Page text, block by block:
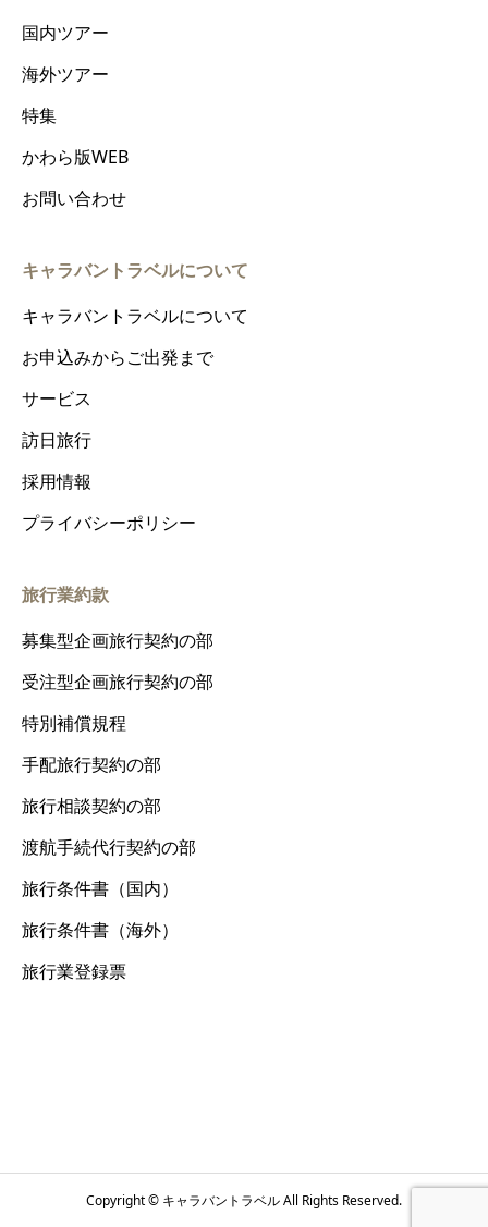
国内ツアー
海外ツアー
特集
かわら版WEB
お問い合わせ
キャラバントラベルについて
キャラバントラベルについて
お申込みからご出発まで
サービス
訪日旅行
採用情報
プライバシーポリシー
旅行業約款
募集型企画旅行契約の部
受注型企画旅行契約の部
特別補償規程
手配旅行契約の部
旅行相談契約の部
渡航手続代行契約の部
旅行条件書（国内）
旅行条件書（海外）
旅行業登録票
Copyright © キャラバントラベル All Rights Reserved.